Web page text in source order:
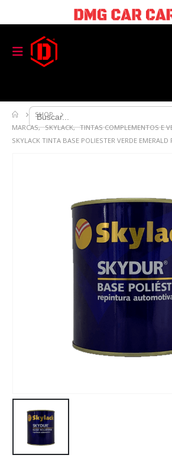
Search
for:
SHOP
MARCAS, SKYLACK, TINTAS COMPLEMENTOS E
SKYLACK TINTA BASE POLIESTER VERDE EMERALD